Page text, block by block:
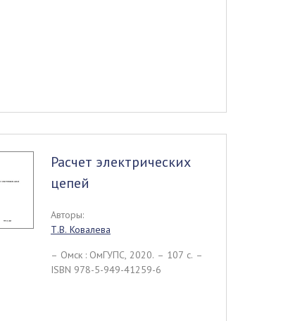
Расчет электрических
цепей
Авторы:
Т.В. Ковалева
– Омск : ОмГУПС, 2020. – 107 c. –
ISBN 978-5-949-41259-6